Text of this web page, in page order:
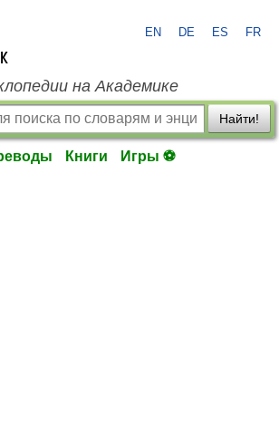
EN DE ES FR
на Академике
Найти!
Книги Игры ⚽